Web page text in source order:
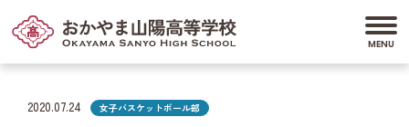
2020.07.24 女子バスケットボール部